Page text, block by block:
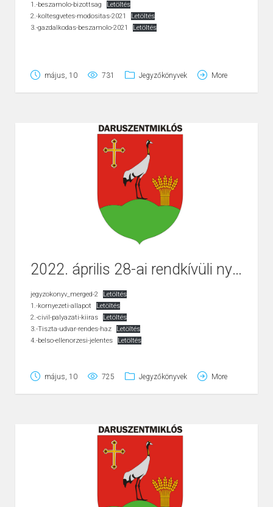
A projekt tervezett befejezési dátuma:
A projektazonosító száma:3286091254
1.-beszamolo-bizottsag
Letöltés
2.-koltesgvetes-modositas-2021
Letöltés
3.-gazdalkodas-beszamolo-2021
Letöltés
május, 10 731 Jegyzőkönyvek More
2022. április 28-ai rendkívüli nyílt ülés
jegyzokonyv_merged-2
Letöltés
1.-kornyezeti-allapot
Letöltés
2.-civil-palyazati-kiiras
Letöltés
3.-Tiszta-udvar-rendes-haz
Letöltés
4.-belso-ellenorzesi-jelentes
Letöltés
május, 10 725 Jegyzőkönyvek More